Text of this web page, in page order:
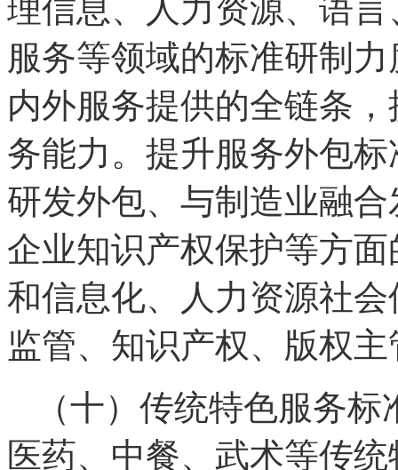
理信息、人力资源、语
服务等领域的标准研制
内外服务提供的全链条
务能力。提升服务外包
研发外包、与制造业融
企业知识产权保护等方
和信息化、人力资源社
监管、知识产权、版权
（十）传统特色服务
医药、中餐、武术等传